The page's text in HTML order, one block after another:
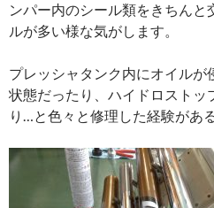
ンパー内のシール類をきちん
ルが多い様な気がします。
プレッシャタンク内にオイルが
状態だったり、ハイドロストッ
り…と色々と修理した経験があ